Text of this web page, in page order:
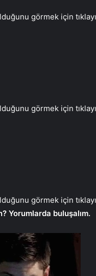
görmek için
görmek için
görmek için
Yorumlarda buluşalım.